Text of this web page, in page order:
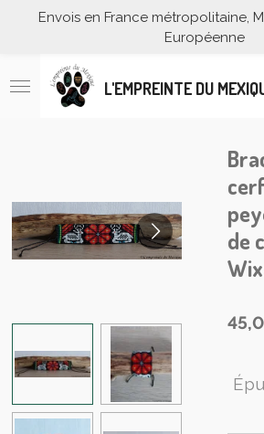
Passer
principal
Envois en France métropolitaine,
Européenne
de